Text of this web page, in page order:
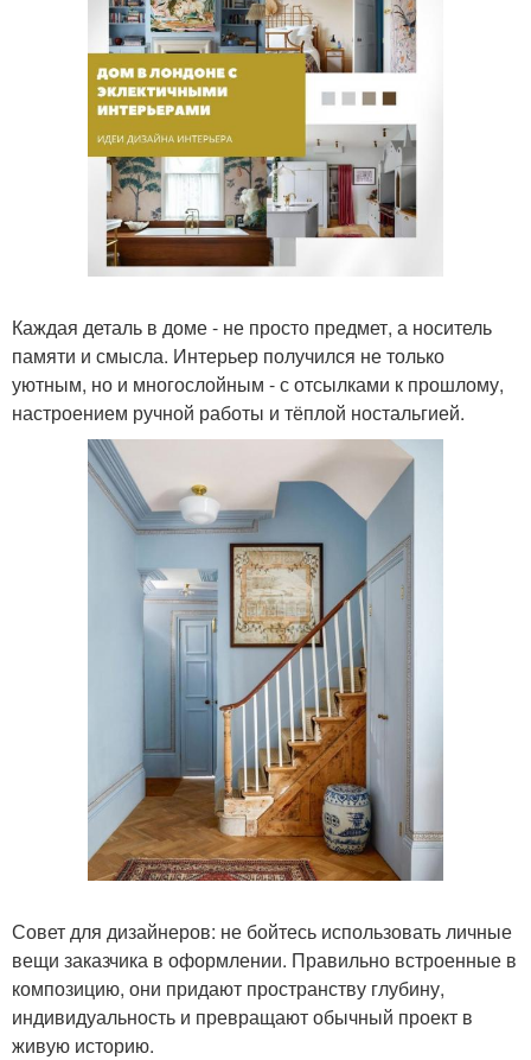
Каждая деталь в доме - не просто предмет, а носитель
памяти и смысла. Интерьер получился не только
уютным, но и многослойным - с отсылками к прошлому,
настроением ручной работы и тёплой ностальгией.
Совет для дизайнеров: не бойтесь использовать личные
вещи заказчика в оформлении. Правильно встроенные в
композицию, они придают пространству глубину,
индивидуальность и превращают обычный проект в
живую историю.